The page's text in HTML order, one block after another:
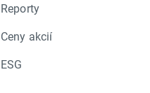
Reporty
Ceny akcií
ESG